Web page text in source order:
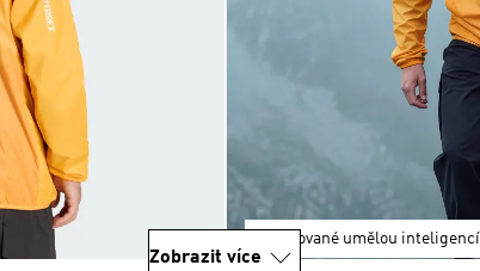
generované umělou inteligencí
Zobrazit více